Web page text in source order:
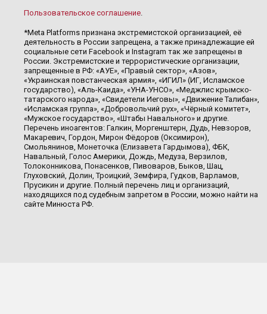
Пользовательское соглашение.
*Meta Platforms признана экстремистской организацией, её
деятельность в России запрещена, а также принадлежащие ей
социальные сети Facebook и Instagram так же запрещены в
России. Экстремистские и террористические организации,
запрещенные в РФ: «АУЕ», «Правый сектор», «Азов»,
«Украинская повстанческая армия», «ИГИЛ» (ИГ, Исламское
государство), «Аль-Каида», «УНА-УНСО», «Меджлис крымско-
татарского народа», «Свидетели Иеговы», «Движение Талибан»,
«Исламская группа», «Добровольчий рух», «Чёрный комитет»,
«Мужское государство», «Штабы Навального» и другие.
Перечень иноагентов: Галкин, Моргенштерн, Дудь, Невзоров,
Макаревич, Гордон, Мирон Фёдоров (Оксимирон),
Смольянинов, Монеточка (Елизавета Гардымова), ФБК,
Навальный, Голос Америки, Дождь, Медуза, Верзилов,
Толоконникова, Понасенков, Пивоваров, Быков, Шац,
Глуховский, Долин, Троицкий, Земфира, Гудков, Варламов,
Прусикин и другие. Полный перечень лиц и организаций,
находящихся под судебным запретом в России, можно найти на
сайте Минюста РФ.